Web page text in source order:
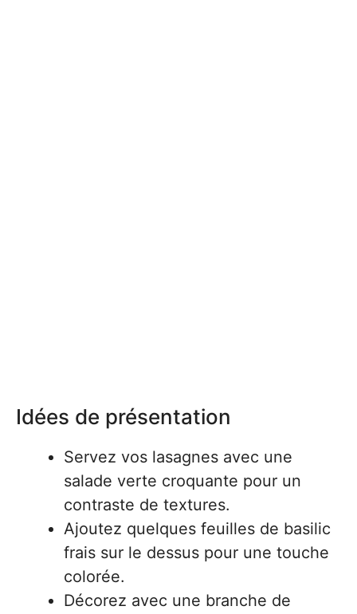
Idées de présentation
Servez vos lasagnes avec une
salade verte croquante pour un
contraste de textures.
Ajoutez quelques feuilles de basilic
frais sur le dessus pour une touche
colorée.
Décorez avec une branche de